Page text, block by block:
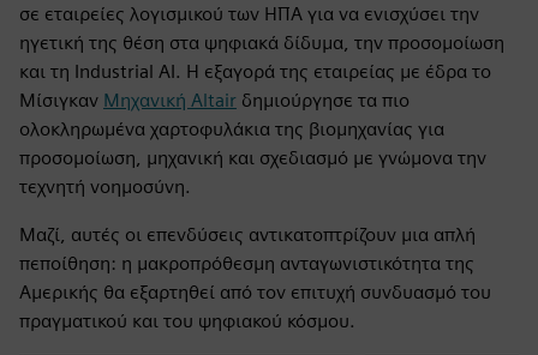
σε εταιρείες λογισμικού των ΗΠΑ για να ενισχύσει την
ηγετική της θέση στα ψηφιακά δίδυμα, την προσομοίωση
και τη Industrial AI. Η εξαγορά της εταιρείας με έδρα το
Μίσιγκαν Μηχανική Altair δημιούργησε τα πιο
ολοκληρωμένα χαρτοφυλάκια της βιομηχανίας για
προσομοίωση, μηχανική και σχεδιασμό με γνώμονα την
τεχνητή νοημοσύνη.
Μαζί, αυτές οι επενδύσεις αντικατοπτρίζουν μια απλή
πεποίθηση: η μακροπρόθεσμη ανταγωνιστικότητα της
Αμερικής θα εξαρτηθεί από τον επιτυχή συνδυασμό του
πραγματικού και του ψηφιακού κόσμου.